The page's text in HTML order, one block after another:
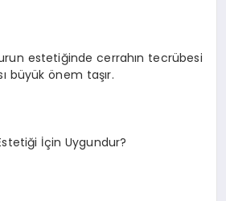
estetiğinde cerrahın tecrübesi
büyük önem taşır.
İçin Uygundur?